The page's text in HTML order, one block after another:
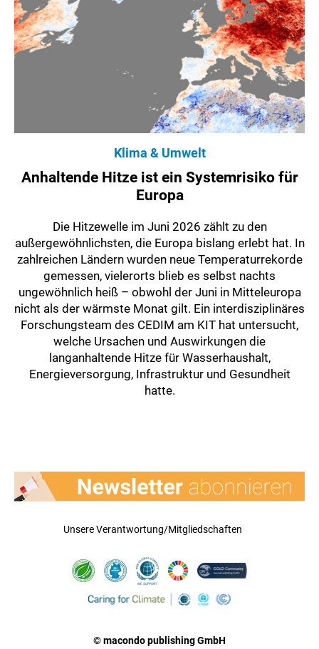
Klima & Umwelt
Anhaltende Hitze ist ein Systemrisiko für
Europa
Die Hitzewelle im Juni 2026 zählt zu den
außergewöhnlichsten, die Europa bislang erlebt hat. In
zahlreichen Ländern wurden neue Temperaturrekorde
gemessen, vielerorts blieb es selbst nachts
ungewöhnlich heiß – obwohl der Juni in Mitteleuropa
nicht als der wärmste Monat gilt. Ein interdisziplinäres
Forschungsteam des CEDIM am KIT hat untersucht,
welche Ursachen und Auswirkungen die
langanhaltende Hitze für Wasserhaushalt,
Energieversorgung, Infrastruktur und Gesundheit
hatte.
Unsere Verantwortung/Mitgliedschaften
© macondo publishing GmbH